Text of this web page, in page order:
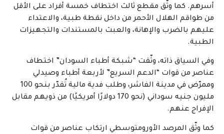
أسرهم. كما وثّق مقطع ثالث اختطاف خمسة أفراد على الأقل
من طواقم الهلال الأحمر من داخل نقطة طبية، والاعتداء
عليهم بالضرب والإهانة، والعبث بالمستندات والتجهيزات
الطبية.
وفي السياق ذاته، وثّقت “شبكة أطباء السودان” اختطاف
عناصر من قوات “الدعم السريع” لأربعة أطباء وصيدلي
وممرّض في مدينة الفاشر، وطلب فدية مالية تُقدّر بنحو 100
مليون جنيه سوداني (نحو 170 دولارًا أمريكيًا) من ذويهم مقابل
الإفراج عنهم.
كما وثّق المرصد الأورومتوسطي ارتكاب عناصر من قوات